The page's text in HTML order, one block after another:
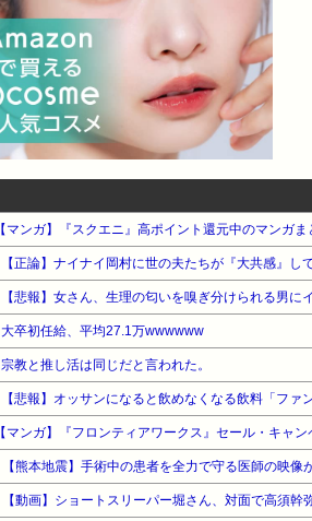
【マンガ】『スクエニ』高ポイント還元中のマンガま
【正論】ナイナイ岡村に世の夫たちが『大共感』し
【悲報】女さん、生理の匂いを嗅ぎ分けられる男に
大卒初任給、平均27.1万wwwwww
宗教と推し活は同じだと言われた。
【悲報】オッサンになると飲めなくなる飲料「ファ
【マンガ】『フロンティアワークス』セール・キャ
【熊本地震】手術中の患者を全力で守る医師の映
【動画】ショートスリーパー堀さん、対面で高須幹